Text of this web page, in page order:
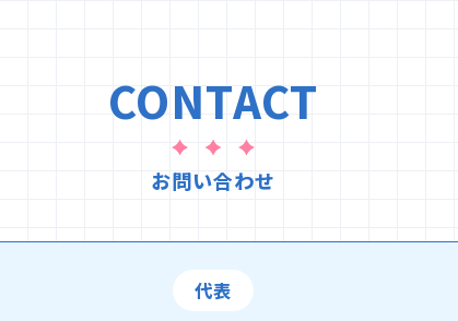
CONTACT
お問い合わせ
代表